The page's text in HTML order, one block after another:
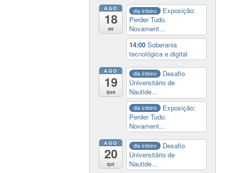
AGO
18
ter
dia inteiro
Exposição:
Perder Tudo.
Novament...
14:00Soberania
tecnológica e digital
AGO
19
qua
dia inteiro
Desafio
Universitário de
Nautide...
dia inteiro
Exposição:
Perder Tudo.
Novament...
AGO
20
qui
dia inteiro
Desafio
Universitário de
Nautide...